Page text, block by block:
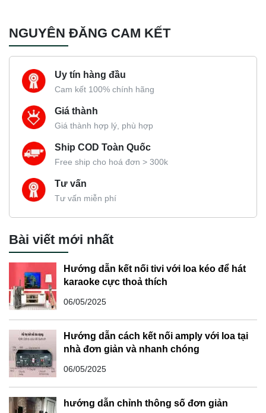
NGUYÊN ĐĂNG CAM KẾT
Uy tín hàng đầu
Cam kết 100% chính hãng
Giá thành
Giá thành hợp lý, phù hợp
Ship COD Toàn Quốc
Free ship cho hoá đơn > 300k
Tư vấn
Tư vấn miễn phí
Bài viết mới nhất
Hướng dẫn kết nối tivi với loa kéo để hát
karaoke cực thoả thích
06/05/2025
Hướng dẫn cách kết nối amply với loa tại
nhà đơn giản và nhanh chóng
06/05/2025
hướng dẫn chỉnh thông số đơn giản